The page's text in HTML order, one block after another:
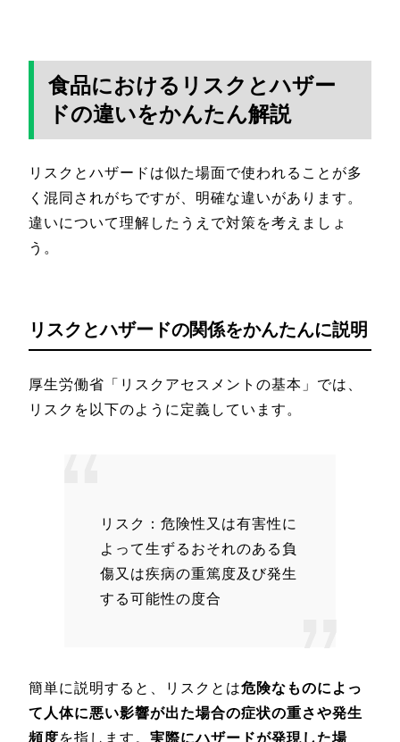
食品におけるリスクとハザー
ドの違いをかんたん解説
リスクとハザードは似た場面で使われることが多
く混同されがちですが、明確な違いがあります。
違いについて理解したうえで対策を考えましょ
う。
リスクとハザードの関係をかんたんに説明
厚生労働省「リスクアセスメントの基本」では、
リスクを以下のように定義しています。
リスク：危険性又は有害性に
よって生ずるおそれのある負
傷又は疾病の重篤度及び発生
する可能性の度合
簡単に説明すると、リスクとは危険なものによっ
て人体に悪い影響が出た場合の症状の重さや発生
頻度を指します。 実際にハザードが発現した場